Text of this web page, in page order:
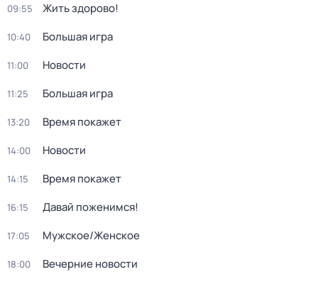
09:55 Жить здорово!
10:40 Большая игра
11:00 Новости
11:25 Большая игра
13:20 Время покажет
14:00 Новости
14:15 Время покажет
16:15 Давай поженимся!
17:05 Мужское/Женское
18:00 Вечерние новости